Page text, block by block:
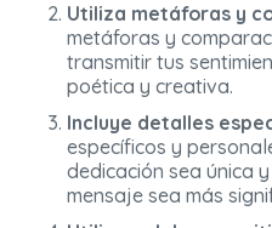
Utiliza metáforas y
metáforas y
transmitir tus
poética y creativa.
Incluye detalles
específicos y
dedicación sea única
mensaje sea más